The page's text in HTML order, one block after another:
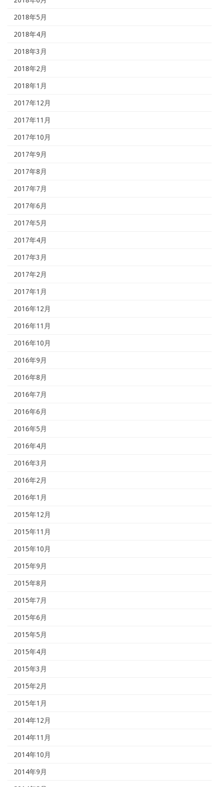
2018年5月
2018年4月
2018年3月
2018年2月
2018年1月
2017年12月
2017年11月
2017年10月
2017年9月
2017年8月
2017年7月
2017年6月
2017年5月
2017年4月
2017年3月
2017年2月
2017年1月
2016年12月
2016年11月
2016年10月
2016年9月
2016年8月
2016年7月
2016年6月
2016年5月
2016年4月
2016年3月
2016年2月
2016年1月
2015年12月
2015年11月
2015年10月
2015年9月
2015年8月
2015年7月
2015年6月
2015年5月
2015年4月
2015年3月
2015年2月
2015年1月
2014年12月
2014年11月
2014年10月
2014年9月